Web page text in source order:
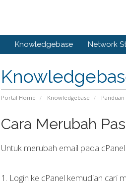
Knowledgebase Network
Portal Home Knowledgebase Panduan
Cara Merubah
Untuk merubah email pada
1. Login ke cPanel kemudian cari